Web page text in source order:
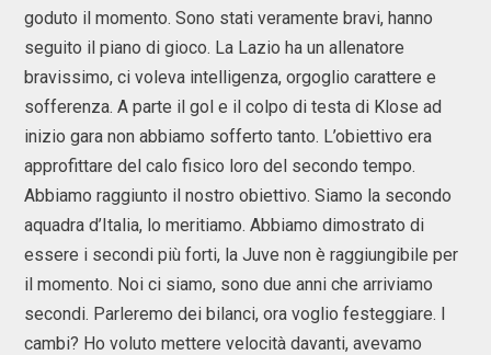
goduto il momento. Sono stati veramente bravi, hanno
seguito il piano di gioco. La Lazio ha un allenatore
bravissimo, ci voleva intelligenza, orgoglio carattere e
sofferenza. A parte il gol e il colpo di testa di Klose ad
inizio gara non abbiamo sofferto tanto. L’obiettivo era
approfittare del calo fisico loro del secondo tempo.
Abbiamo raggiunto il nostro obiettivo. Siamo la secondo
aquadra d’Italia, lo meritiamo. Abbiamo dimostrato di
essere i secondi più forti, la Juve non è raggiungibile per
il momento. Noi ci siamo, sono due anni che arriviamo
secondi. Parleremo dei bilanci, ora voglio festeggiare. I
cambi? Ho voluto mettere velocità davanti, avevamo